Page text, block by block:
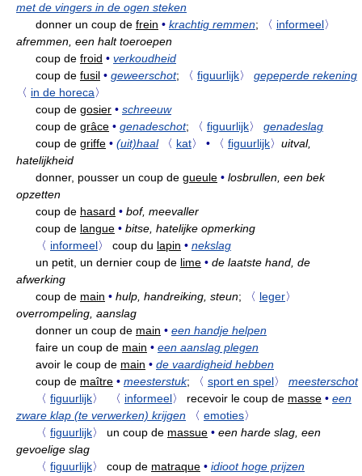
met de vingers in de ogen steken
donner un coup de frein • krachtig remmen; 〈 informeel〉
afremmen, een halt toeroepen
coup de froid • verkoudheid
coup de fusil • geweerschot; 〈 figuurlijk〉
gepeperde rekening
〈 in de horeca〉
coup de gosier • schreeuw
coup de grâce • genadeschot; 〈 figuurlijk〉
genadeslag
coup de griffe • (uit)haal 〈 kat〉 • 〈 figuurlijk〉 uitval,
hatelijkheid
donner, pousser un coup de gueule • losbrullen, een bek
opzetten
coup de hasard • bof, meevaller
coup de langue • bitse, hatelijke opmerking
〈 informeel〉 coup du lapin • nekslag
un petit, un dernier coup de lime • de laatste hand, de
afwerking
coup de main • hulp, handreiking, steun; 〈 leger〉
overrompeling, aanslag
donner un coup de main • een handje helpen
faire un coup de main • een aanslag plegen
avoir le coup de main • de vaardigheid hebben
coup de maître • meesterstuk; 〈 sport en spel〉
meesterschot
〈 figuurlijk〉 〈 informeel〉 recevoir le coup de masse • een
zware klap (te verwerken) krijgen
〈 emoties〉
〈 figuurlijk〉 un coup de massue • een harde slag, een
gevoelige slag
〈 figuurlijk〉 coup de matraque • idioot hoge prijzen